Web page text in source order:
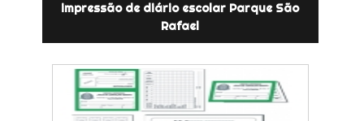
impressão de diário escolar Parque São
Rafael